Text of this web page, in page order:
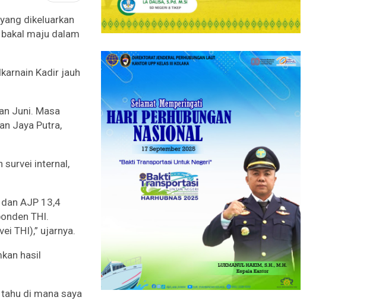
dikeluarkan
maju dalam
Kadir jauh
Juni. Masa
Jaya Putra,
survei internal,
AJP 13,4
THI.
THI),” ujarnya.
hasil
di mana saya